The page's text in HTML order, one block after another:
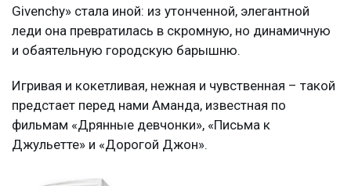
Givenchy» стала иной: из утонченной, элегантной
леди она превратилась в скромную, но динамичную
и обаятельную городскую барышню.
Игривая и кокетливая, нежная и чувственная – такой
предстает перед нами Аманда, известная по
фильмам «Дрянные девчонки», «Письма к
Джульетте» и «Дорогой Джон».